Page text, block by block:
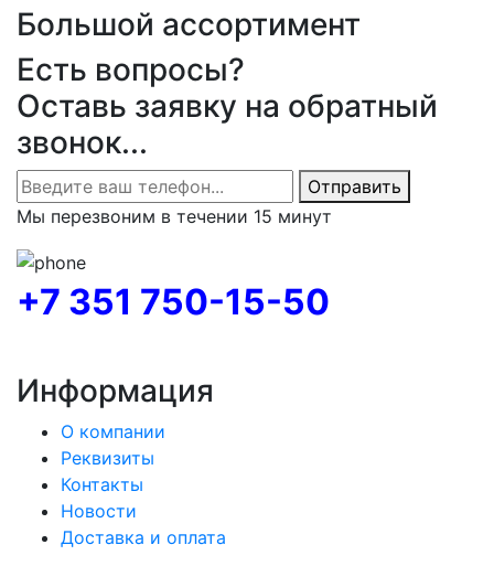
Большой ассортимент
Есть вопросы?
Оставь заявку на обратный
звонок...
Отправить
Мы перезвоним в течении 15 минут
+7 351 750-15-50
Информация
О компании
Реквизиты
Контакты
Новости
Доставка и оплата